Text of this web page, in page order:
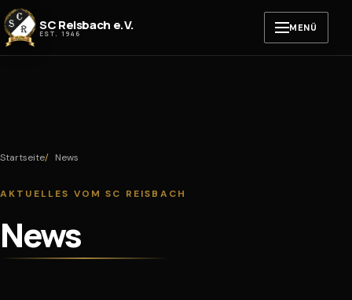
Zum Inhalt springen
SC Reisbach e.V.
EST. 1946 MENÜ
Startseite News
AKTUELLES VOM SC REISBACH
News